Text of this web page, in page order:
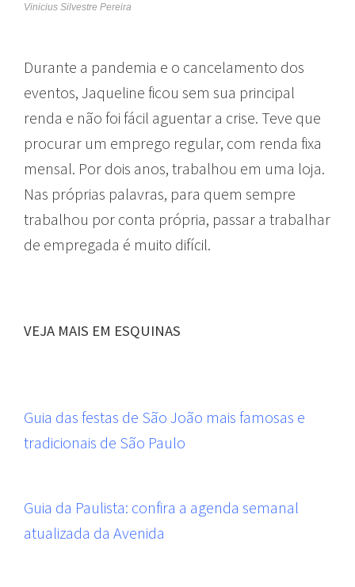
Vinicius Silvestre Pereira
Durante a pandemia e o cancelamento dos
eventos, Jaqueline ficou sem sua principal
renda e não foi fácil aguentar a crise. Teve que
procurar um emprego regular, com renda fixa
mensal. Por dois anos, trabalhou em uma loja.
Nas próprias palavras, para quem sempre
trabalhou por conta própria, passar a trabalhar
de empregada é muito difícil.
VEJA MAIS EM ESQUINAS
Guia das festas de São João mais famosas e
tradicionais de São Paulo
Guia da Paulista: confira a agenda semanal
atualizada da Avenida